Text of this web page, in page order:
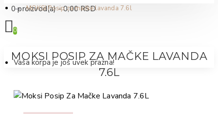
0 proizvod(a) - 0,00 RSD
0
Vaša korpa je još uvek prazna!
MOKSI Posip za mačke lavanda 7.6l
MOKSI POSIP ZA MAČKE LAVANDA
7.6L